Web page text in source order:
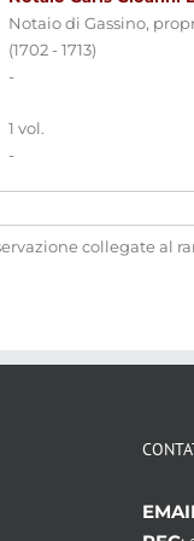
Notaio di Gassino,
(1702 - 1713)
-
1 vol.
-
collegate al